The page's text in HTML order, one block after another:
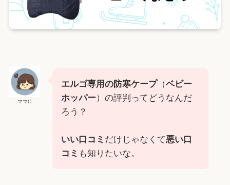
ママC
エルゴ専用の防寒ケープ（ベビー
ホッパー）の評判ってどうなんだ
ろう？
いい口コミ だけじゃなくて悪い口
コミ も知りたいな。